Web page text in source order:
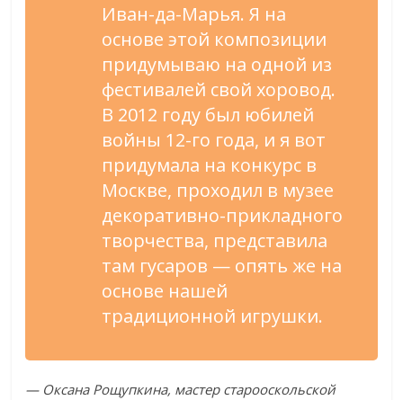
Иван-да-Марья. Я на
основе этой композиции
придумываю на одной из
фестивалей свой хоровод.
В 2012 году был юбилей
войны 12-го года, и я вот
придумала на конкурс в
Москве, проходил в музее
декоративно-прикладного
творчества, представила
там гусаров — опять же на
основе нашей
традиционной игрушки.
— Оксана Рощупкина, мастер старооскольской